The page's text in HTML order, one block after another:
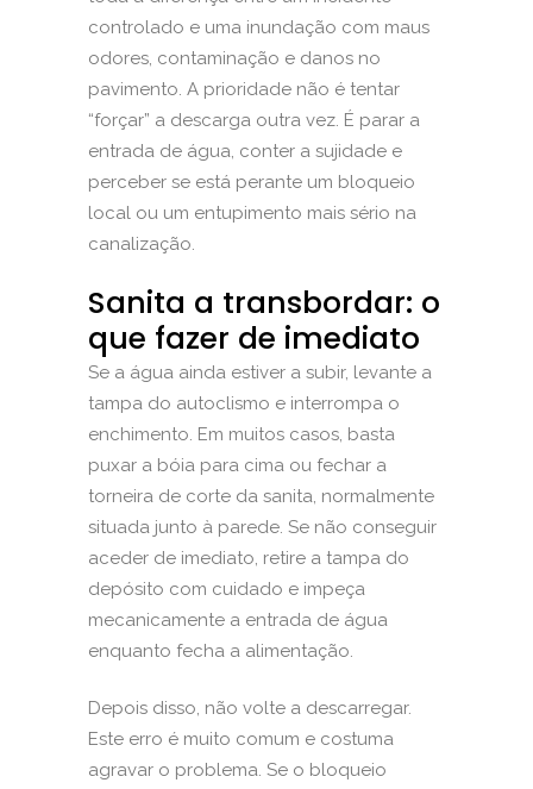
controlado e uma inundação com maus
odores, contaminação e danos no
pavimento. A prioridade não é tentar
“forçar” a descarga outra vez. É parar a
entrada de água, conter a sujidade e
perceber se está perante um bloqueio
local ou um entupimento mais sério na
canalização.
Sanita a transbordar: o
que fazer de imediato
Se a água ainda estiver a subir, levante a
tampa do autoclismo e interrompa o
enchimento. Em muitos casos, basta
puxar a bóia para cima ou fechar a
torneira de corte da sanita, normalmente
situada junto à parede. Se não conseguir
aceder de imediato, retire a tampa do
depósito com cuidado e impeça
mecanicamente a entrada de água
enquanto fecha a alimentação.
Depois disso, não volte a descarregar.
Este erro é muito comum e costuma
agravar o problema. Se o bloqueio